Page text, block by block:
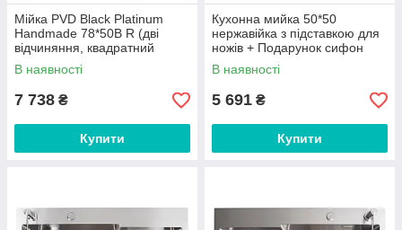
Мійка PVD Black Platinum
Handmade 78*50B R (дві
відчиняння, квадратний
сифон, 3.0/1.0 мм)
В наявності
7 738 ₴
Купити
Кухонна мийка 50*50
нержавійка з підставкою для
ножів + Подарунок сифон
квадратний, дозатор
В наявності
5 691 ₴
Купити